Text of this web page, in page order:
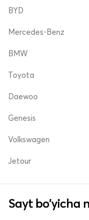
BYD
Mercedes-Benz
BMW
Toyota
Daewoo
Genesis
Volkswagen
Jetour
Sayt bo'yicha